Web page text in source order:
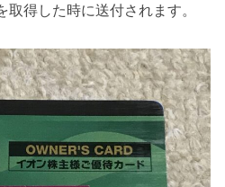
得した時に送付されます。